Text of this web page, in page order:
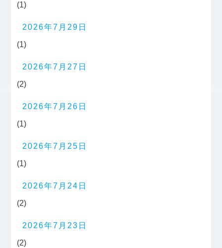
(1)
2026年7月29日
(1)
2026年7月27日
(2)
2026年7月26日
(1)
2026年7月25日
(1)
2026年7月24日
(2)
2026年7月23日
(2)